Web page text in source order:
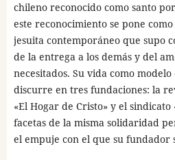
chileno reconocido como santo
este reconocimiento se pone
jesuita contemporáneo que supo
de la entrega a los demás y del
necesitados. Su vida como
discurre en tres fundaciones: la
«El Hogar de Cristo» y el sindicato
facetas de la misma solidaridad
el empuje con el que su fundador